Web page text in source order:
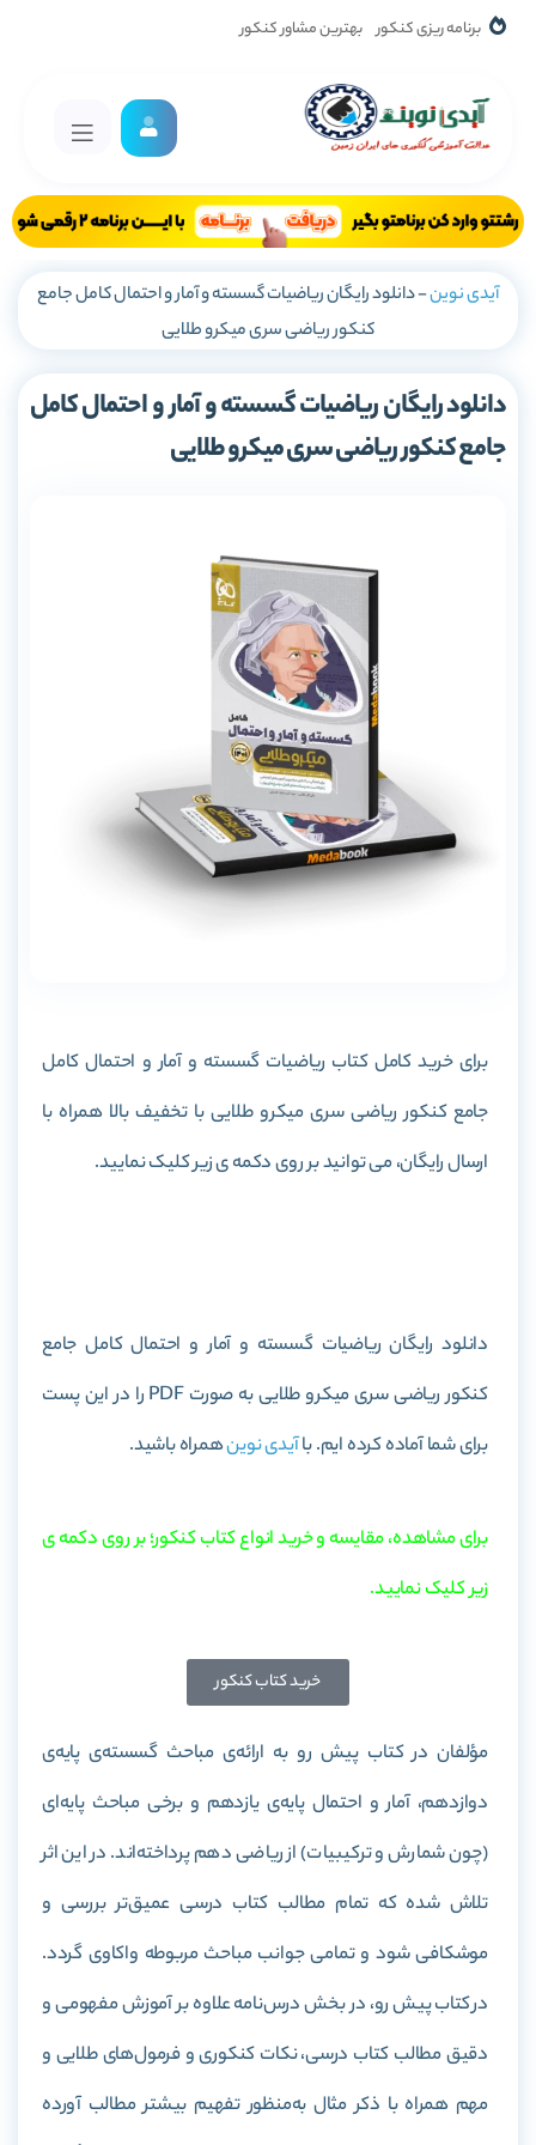
برنامه ریزی کنکور بهترین مشاور کنکور
آیدی نوین-دانلود رایگان ریاضیات گسسته و آمار و احتمال کامل جامع
کنکور ریاضی سری میکرو طلایی
دانلود رایگان ریاضیات گسسته و آمار و احتمال کامل
جامع کنکور ریاضی سری میکرو طلایی
برای خرید کامل کتاب ریاضیات گسسته و آمار و احتمال کامل
جامع کنکور ریاضی سری میکرو طلایی با تخفیف بالا همراه با
ارسال رایگان، می توانید بر روی دکمه ی زیر کلیک نمایید.
دانلود رایگان ریاضیات گسسته و آمار و احتمال کامل جامع
کنکور ریاضی سری میکرو طلایی به صورت PDF را در این پست
برای شما آماده کرده ایم. باآیدی نوینهمراه باشید.
برای مشاهده، مقایسه و خرید انواع کتاب کنکور؛ بر روی دکمه ی
زیر کلیک نمایید.
خرید کتاب کنکور
مؤلفان در کتاب پیش رو به ارائه‌ی مباحث گسسته‌ی پایه‌ی
دوازدهم، آمار و احتمال پایه‌ی یازدهم و برخی مباحث پایه‌ای
(چون شمارش و ترکیبیات) از ریاضی دهم پرداخته‌اند. در این اثر
تلاش شده که تمام مطالب کتاب درسی عمیق‌تر بررسی و
موشکافی شود و تمامی جوانب مباحث مربوطه واکاوی گردد.
در کتاب پیش رو، در بخش درس‌نامه‌ علاوه بر آموزش مفهومی و
دقیق مطالب کتاب درسی، نکات کنکوری و فرمول‌های طلایی و
مهم همراه با ذکر مثال به‌منظور تفهیم بیشتر مطالب آورده